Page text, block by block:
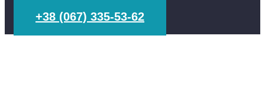
+38 (067) 335-53-62